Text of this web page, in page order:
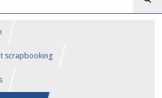
scrapbooking